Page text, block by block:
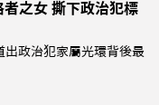
之女 撕下政治犯標
出政治犯家屬光環背後最